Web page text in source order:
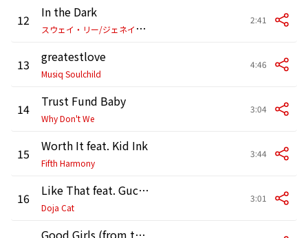
12
In the Dark
ス
ウェイ・リー/ジェネイ・アイコ
2:41
13 greatestlove
Musiq Soulchild
4:46
14 Trust Fund Baby
Why Don't We
3:04
15 Worth It feat. Kid Ink
Fifth Harmony
3:44
16 Like That feat. Gucci Mane
Doja Cat
3:01
Good Girls (from the "Ghostbusters" Original Motion Picture Soundtrack)